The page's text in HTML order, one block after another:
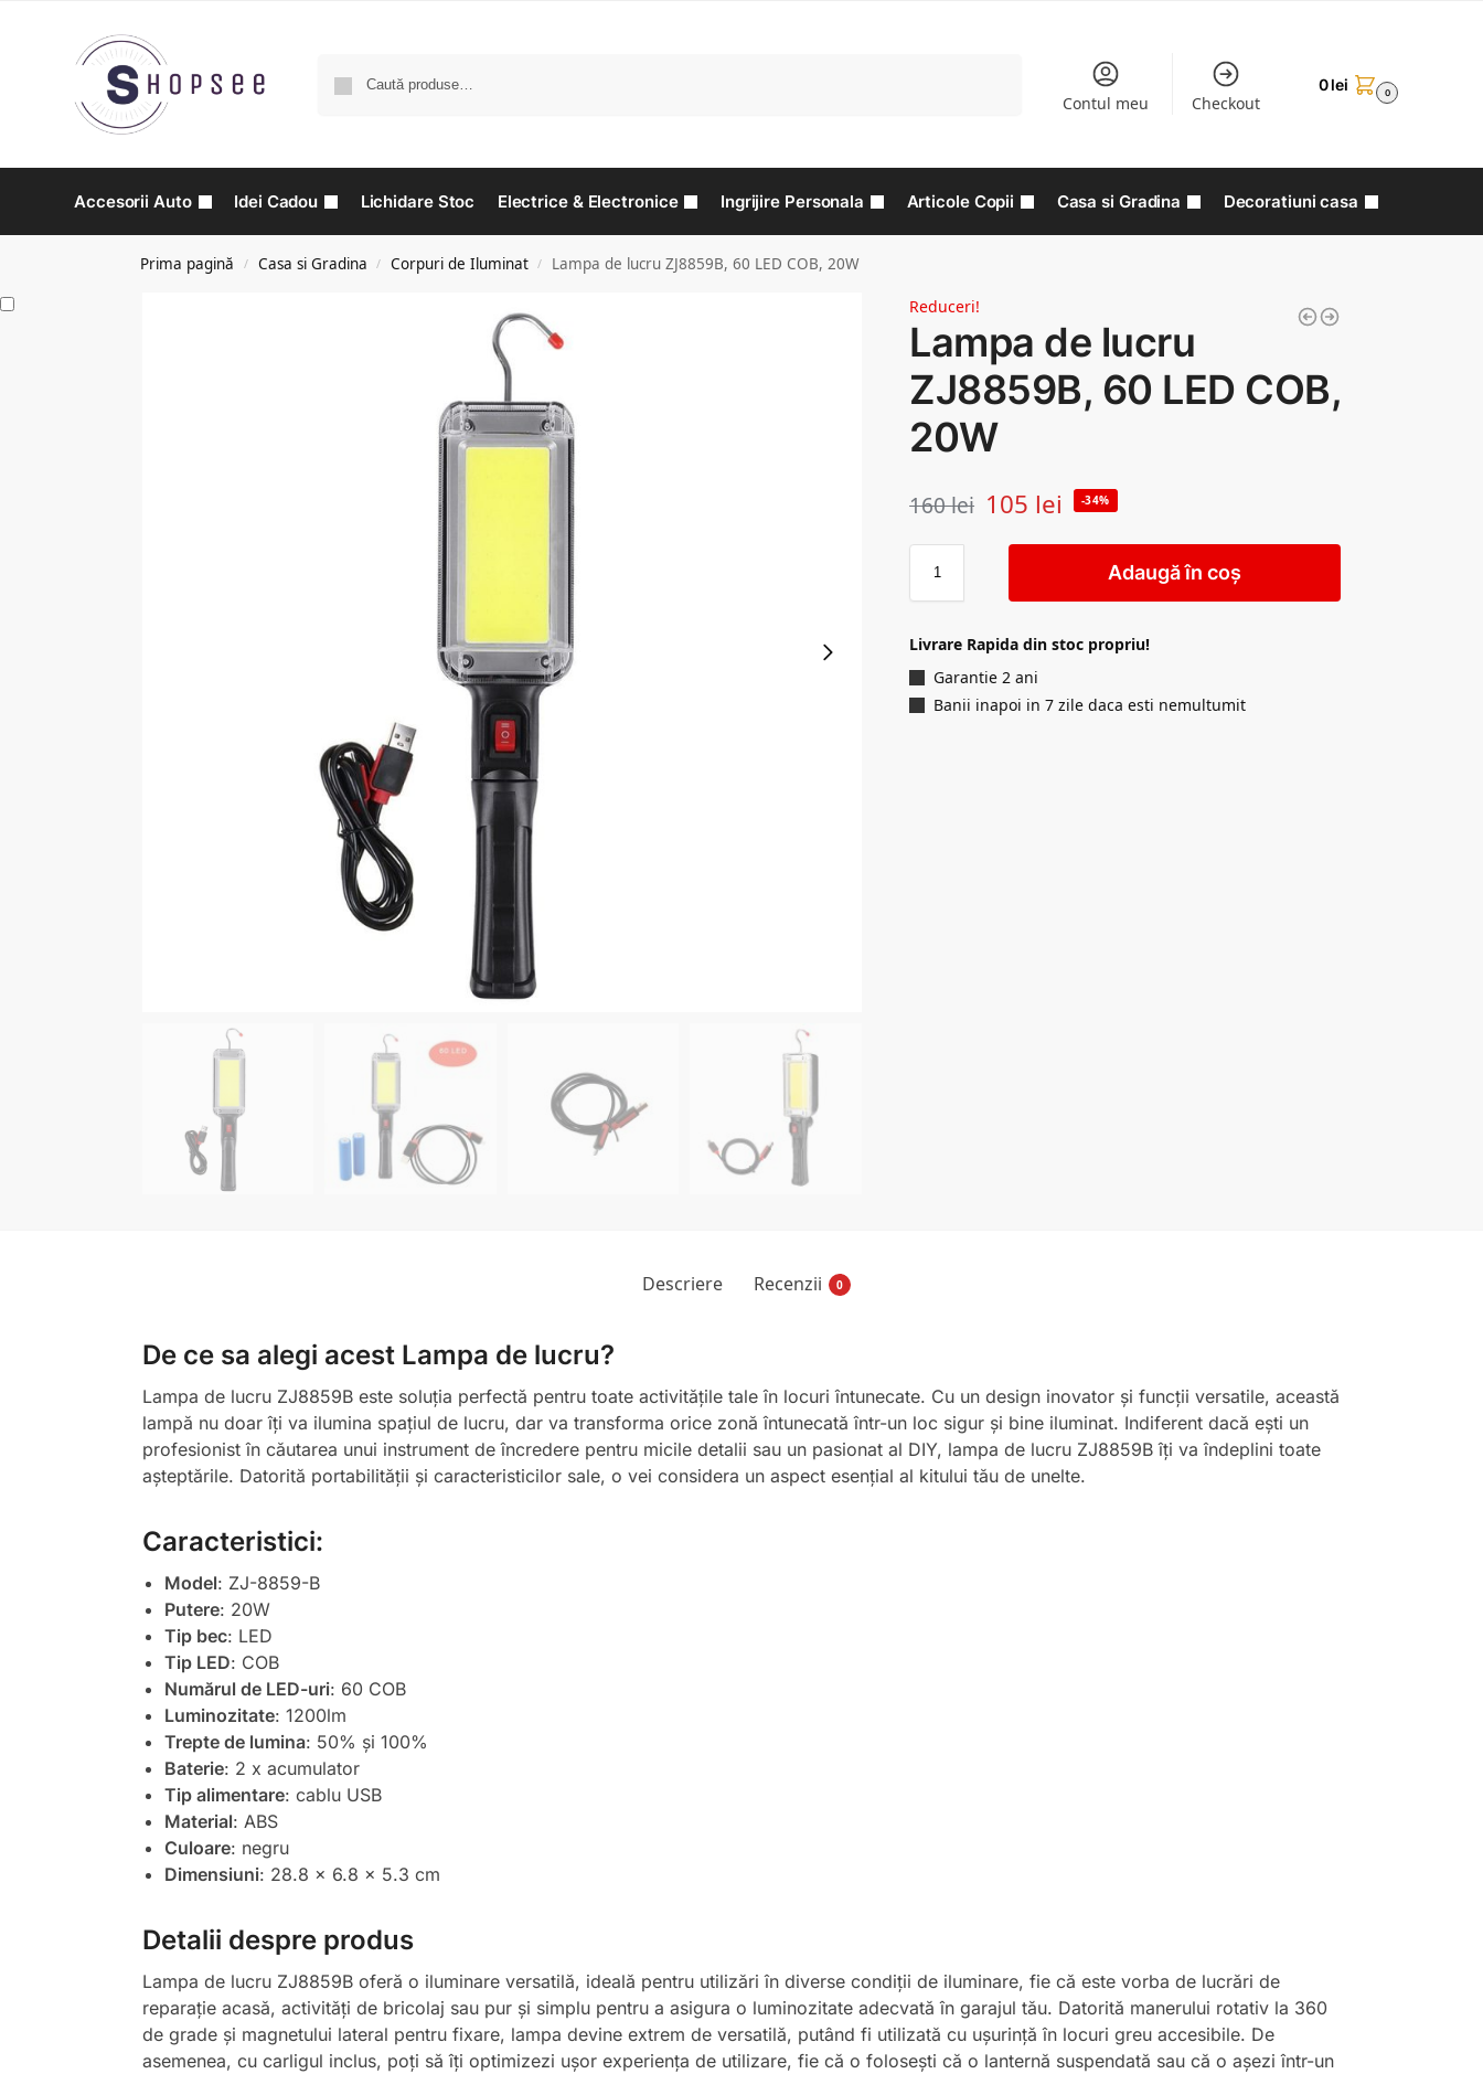
Contul meu Checkout
0lei 0
Accesorii Auto Idei Cadou Lichidare Stoc Electrice & Electronice Ingrijire Personala Articole Copii Casa si Gradina Decoratiuni casa
Prima pagină / Casa si Gradina / Corpuri de Iluminat / Lampa de lucru ZJ8859B, 60 LED COB, 20W
Reduceri!
Lampa de lucru
ZJ8859B, 60 LED COB,
20W
160lei 105 lei -34%
Adaugă în coș
Livrare Rapida din stoc propriu!
Garantie 2 ani
Banii inapoi in 7 zile daca esti nemultumit
Descriere Recenzii 0
De ce sa alegi acest Lampa de lucru?
Lampa de lucru ZJ8859B este soluția perfectă pentru toate activitățile tale în locuri întunecate. Cu un design inovator și funcții versatile, această
lampă nu doar îți va ilumina spațiul de lucru, dar va transforma orice zonă întunecată într-un loc sigur și bine iluminat. Indiferent dacă ești un
profesionist în căutarea unui instrument de încredere pentru micile detalii sau un pasionat al DIY, lampa de lucru ZJ8859B îți va îndeplini toate
așteptările. Datorită portabilității și caracteristicilor sale, o vei considera un aspect esențial al kitului tău de unelte.
Caracteristici:
Model: ZJ-8859-B
Putere: 20W
Tip bec: LED
Tip LED: COB
Numărul de LED-uri: 60 COB
Luminozitate: 1200lm
Trepte de lumina: 50% și 100%
Baterie: 2 x acumulator
Tip alimentare: cablu USB
Material: ABS
Culoare: negru
Dimensiuni: 28.8 x 6.8 x 5.3 cm
Detalii despre produs
Lampa de lucru ZJ8859B oferă o iluminare versatilă, ideală pentru utilizări în diverse condiții de iluminare, fie că este vorba de lucrări de
reparație acasă, activități de bricolaj sau pur și simplu pentru a asigura o luminozitate adecvată în garajul tău. Datorită manerului rotativ la 360
de grade și magnetului lateral pentru fixare, lampa devine extrem de versatilă, putând fi utilizată cu ușurință în locuri greu accesibile. De
asemenea, cu carligul inclus, poți să îți optimizezi ușor experiența de utilizare, fie că o folosești că o lanternă suspendată sau că o așezi într-un